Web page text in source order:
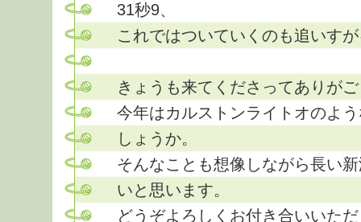
31秒9、
これではついていくのも追いす
きょうも来てくださってありが
今年はカルストンライトオのよ
しょうか。
そんなことも想像しながら長い
いと思います。
どうぞよろしくお付き合いいた